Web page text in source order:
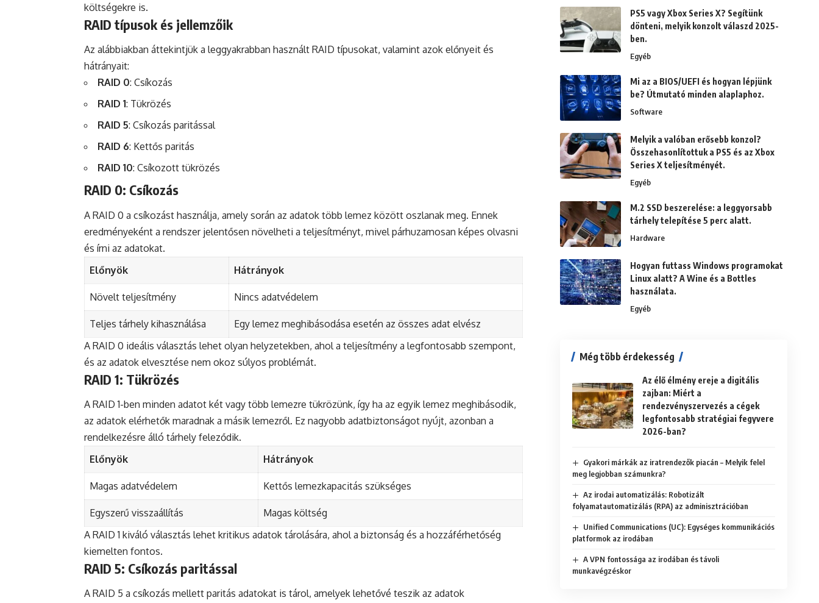
költségekre is.
RAID típusok és jellemzőik
Az alábbiakban áttekintjük a leggyakrabban használt RAID típusokat, valamint azok előnyeit és
hátrányait:
RAID 0: Csíkozás
RAID 1: Tükrözés
RAID 5: Csíkozás paritással
RAID 6: Kettős paritás
RAID 10: Csíkozott tükrözés
RAID 0: Csíkozás
A RAID 0 a csíkozást használja, amely során az adatok több lemez között oszlanak meg. Ennek
eredményeként a rendszer jelentősen növelheti a teljesítményt, mivel párhuzamosan képes olvasni
és írni az adatokat.
Előnyök
Hátrányok
Növelt teljesítmény Nincs adatvédelem
Teljes tárhely kihasználása
Egy lemez meghibásodása esetén az összes adat elvész
A RAID 0 ideális választás lehet olyan helyzetekben, ahol a teljesítmény a legfontosabb szempont,
és az adatok elvesztése nem okoz súlyos problémát.
RAID 1: Tükrözés
A RAID 1-ben minden adatot két vagy több lemezre tükrözünk, így ha az egyik lemez meghibásodik,
az adatok elérhetők maradnak a másik lemezről. Ez nagyobb adatbiztonságot nyújt, azonban a
rendelkezésre álló tárhely feleződik.
Előnyök
Hátrányok
Magas adatvédelem Kettős lemezkapacitás szükséges
Egyszerű visszaállítás
Magas költség
A RAID 1 kiváló választás lehet kritikus adatok tárolására, ahol a biztonság és a hozzáférhetőség
kiemelten fontos.
RAID 5: Csíkozás paritással
A RAID 5 a csíkozás mellett paritás adatokat is tárol, amelyek lehetővé teszik az adatok
PS5 vagy Xbox Series X? Segítünk
dönteni, melyik konzolt válaszd 2025-
ben.
Egyéb
Mi az a BIOS/UEFI és hogyan lépjünk
be? Útmutató minden alaplaphoz.
Software
Melyik a valóban erősebb konzol?
Összehasonlítottuk a PS5 és az Xbox
Series X teljesítményét.
Egyéb
M.2 SSD beszerelése: a leggyorsabb
tárhely telepítése 5 perc alatt.
Hardware
Hogyan futtass Windows programokat
Linux alatt? A Wine és a Bottles
használata.
Egyéb
Még több érdekesség
Az élő élmény ereje a digitális
zajban: Miért a
rendezvényszervezés a cégek
legfontosabb stratégiai fegyvere
2026-ban?
Gyakori márkák az iratrendezők piacán – Melyik felel
meg legjobban számunkra?
Az irodai automatizálás: Robotizált
folyamatautomatizálás (RPA) az adminisztrációban
Unified Communications (UC): Egységes kommunikációs
platformok az irodában
A VPN fontossága az irodában és távoli
munkavégzéskor